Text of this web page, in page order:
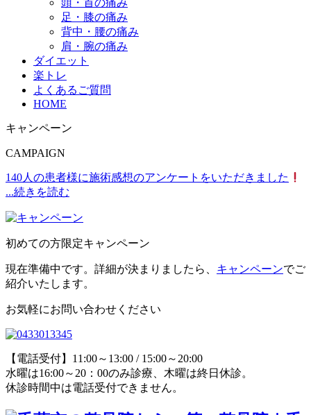
頭・首の痛み
足・膝の痛み
背中・腰の痛み
肩・腕の痛み
ダイエット
楽トレ
よくあるご質問
HOME
キャンペーン
CAMPAIGN
140人の患者様に施術感想のアンケートをいただきました
...続きを読む
初めての方限定キャンペーン
現在準備中です。詳細が決まりましたら、 キャンペーンでご
紹介いたします。
お気軽にお問い合わせください
【電話受付】11:00～13:00 / 15:00～20:00
水曜は16:00～20：00のみ診療、木曜は終日休診。
休診時間中は電話受付できません。